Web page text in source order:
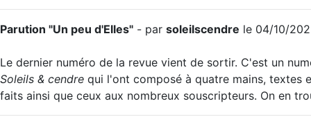
Parution "Un peu d'Elles" - par soleilscendre le 04/10/
Le dernier numéro de la revue vient de sortir. C'est un
Soleils & cendre qui l'ont composé à quatre mains, textes
faits ainsi que ceux aux nombreux souscripteurs. On en